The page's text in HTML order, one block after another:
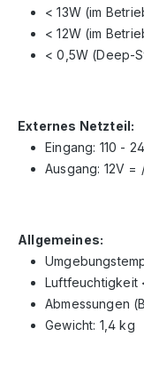
< 13W (im
< 12W (im
< 0,5W (Deep-
Externes Netzteil:
Eingang: 110 -
Ausgang: 12V =
Allgemeines:
Luftfeuchtigkeit
Abmessungen
Gewicht: 1,4 kg